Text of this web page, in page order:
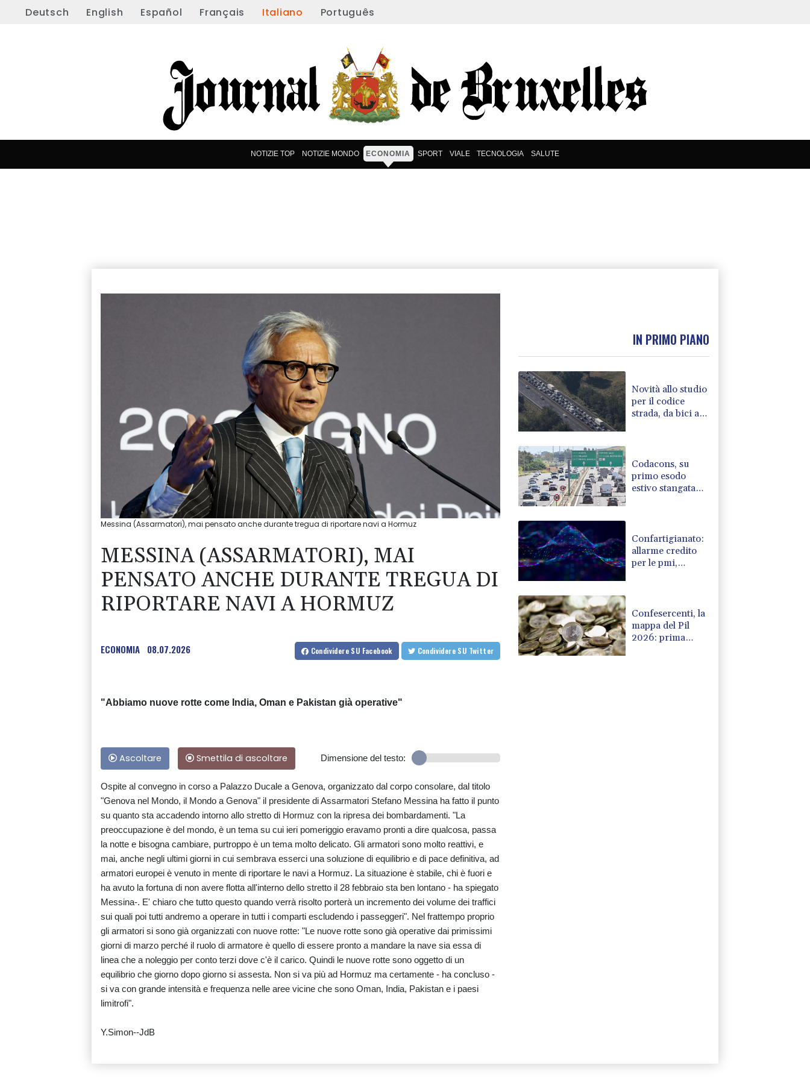
Deutsch English Español Français Italiano Português
NOTIZIE TOP NOTIZIE MONDO ECONOMIA SPORT VIALE TECNOLOGIA SALUTE
Messina (Assarmatori), mai pensato anche durante tregua di riportare navi a Hormuz
MESSINA (ASSARMATORI), MAI
PENSATO ANCHE DURANTE TREGUA DI
RIPORTARE NAVI A HORMUZ
ECONOMIA 08.07.2026 Condividere SU Facebook Condividere SU Twitter
"Abbiamo nuove rotte come India, Oman e Pakistan già operative"
Ascoltare Smettila di ascoltare Dimensione del testo:
Ospite al convegno in corso a Palazzo Ducale a Genova, organizzato dal corpo consolare, dal titolo
"Genova nel Mondo, il Mondo a Genova" il presidente di Assarmatori Stefano Messina ha fatto il punto
su quanto sta accadendo intorno allo stretto di Hormuz con la ripresa dei bombardamenti. "La
preoccupazione è del mondo, è un tema su cui ieri pomeriggio eravamo pronti a dire qualcosa, passa
la notte e bisogna cambiare, purtroppo è un tema molto delicato. Gli armatori sono molto reattivi, e
mai, anche negli ultimi giorni in cui sembrava esserci una soluzione di equilibrio e di pace definitiva, ad
armatori europei è venuto in mente di riportare le navi a Hormuz. La situazione è stabile, chi è fuori e
ha avuto la fortuna di non avere flotta all'interno dello stretto il 28 febbraio sta ben lontano - ha spiegato
Messina-. E' chiaro che tutto questo quando verrà risolto porterà un incremento dei volume dei traffici
sui quali poi tutti andremo a operare in tutti i comparti escludendo i passeggeri". Nel frattempo proprio
gli armatori si sono già organizzati con nuove rotte: "Le nuove rotte sono già operative dai primissimi
giorni di marzo perché il ruolo di armatore è quello di essere pronto a mandare la nave sia essa di
linea che a noleggio per conto terzi dove c'è il carico. Quindi le nuove rotte sono oggetto di un
equilibrio che giorno dopo giorno si assesta. Non si va più ad Hormuz ma certamente - ha concluso -
si va con grande intensità e frequenza nelle aree vicine che sono Oman, India, Pakistan e i paesi
limitrofi".
Y.Simon--JdB
IN PRIMO PIANO
Novità allo studio
per il codice
strada, da bici a
Codacons, su
primo esodo
estivo stangata
Confartigianato:
allarme credito
per le pmi,
Confesercenti, la
mappa del Pil
2026: prima